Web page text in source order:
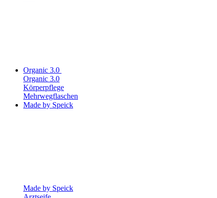
Organic 3.0
Organic 3.0
Körperpflege
Mehrwegflaschen
Made by Speick
Made by Speick